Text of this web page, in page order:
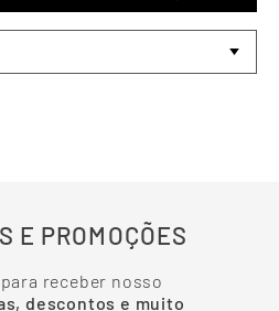
E PROMOÇÕES
receber nosso
descontos e muito